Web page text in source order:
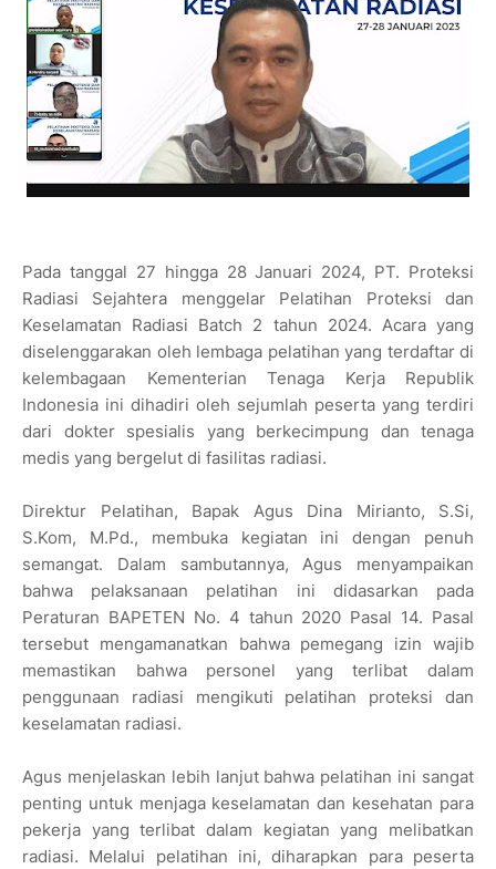
Pada tanggal 27 hingga 28 Januari 2024, PT. Proteksi
Radiasi Sejahtera menggelar Pelatihan Proteksi dan
Keselamatan Radiasi Batch 2 tahun 2024. Acara yang
diselenggarakan oleh lembaga pelatihan yang terdaftar di
kelembagaan Kementerian Tenaga Kerja Republik
Indonesia ini dihadiri oleh sejumlah peserta yang terdiri
dari dokter spesialis yang berkecimpung dan tenaga
medis yang bergelut di fasilitas radiasi.
Direktur Pelatihan, Bapak Agus Dina Mirianto, S.Si,
S.Kom, M.Pd., membuka kegiatan ini dengan penuh
semangat. Dalam sambutannya, Agus menyampaikan
bahwa pelaksanaan pelatihan ini didasarkan pada
Peraturan BAPETEN No. 4 tahun 2020 Pasal 14. Pasal
tersebut mengamanatkan bahwa pemegang izin wajib
memastikan bahwa personel yang terlibat dalam
penggunaan radiasi mengikuti pelatihan proteksi dan
keselamatan radiasi.
Agus menjelaskan lebih lanjut bahwa pelatihan ini sangat
penting untuk menjaga keselamatan dan kesehatan para
pekerja yang terlibat dalam kegiatan yang melibatkan
radiasi. Melalui pelatihan ini, diharapkan para peserta